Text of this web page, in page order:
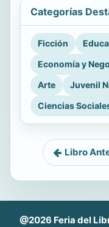
Categorías
Ficción
Economía y
Arte
Juvenil
Ciencias
Libro
@2026 Feria del